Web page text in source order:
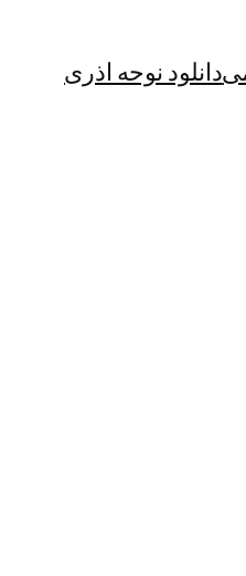
دانلود نوحه اذری